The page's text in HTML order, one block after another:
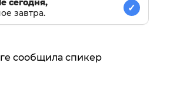
сегодня,
завтра.
✓
сообщила спикер